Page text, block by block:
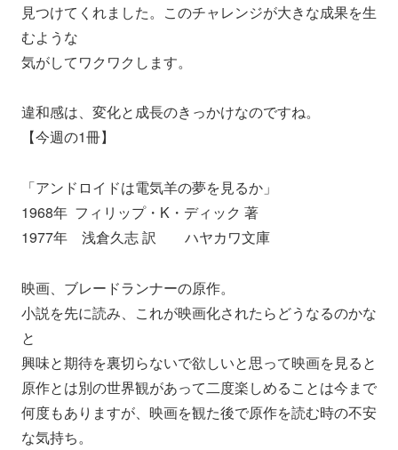
見つけてくれました。このチャレンジが大きな成果を生
むような
気がしてワクワクします。
違和感は、変化と成長のきっかけなのですね。
【今週の1冊】
「アンドロイドは電気羊の夢を見るか」
1968年 フィリップ・K・ディック 著
1977年 浅倉久志 訳 ハヤカワ文庫
映画、ブレードランナーの原作。
小説を先に読み、これが映画化されたらどうなるのかな
と
興味と期待を裏切らないで欲しいと思って映画を見ると
原作とは別の世界観があって二度楽しめることは今まで
何度もありますが、映画を観た後で原作を読む時の不安
な気持ち。